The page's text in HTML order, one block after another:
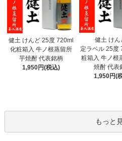
健土 けんど 25度 720ml
化粧箱入 牛ノ根蒸留所
芋焼酎 代表銘柄
1,950円(税込)
健土 けん
定ラベル 25度
粧箱入 牛ノ根
焼酎 代表
1,950円(
もっと